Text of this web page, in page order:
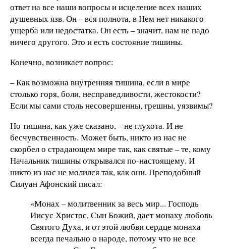
ответ на все наши вопросы и исцеление всех наших
душевных язв. Он – вся полнота, в Нем нет никакого
ущерба или недостатка. Он есть – значит, нам не надо
ничего другого. Это и есть состояние тишины.
Конечно, возникает вопрос:
– Как возможна внутренняя тишина, если в мире
столько горя, боли, несправедливости, жестокости?
Если мы сами столь несовершенны, грешны, уязвимы?
Но тишина, как уже сказано, – не глухота. И не
бесчувственность. Может быть, никто из нас не
скорбел о страдающем мире так, как святые – те, кому
Начальник тишины открывался по-настоящему. И
никто из нас не молился так, как они. Преподобный
Силуан Афонский писал:
«Монах – молитвенник за весь мир... Господь
Иисус Христос, Сын Божий, дает монаху любовь
Святого Духа, и от этой любви сердце монаха
всегда печально о народе, потому что не все